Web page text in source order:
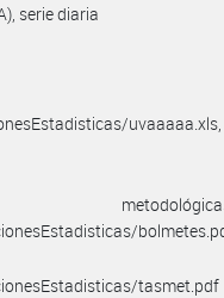
serie diaria
uvaaaaa.xls,
tasmet.pdf